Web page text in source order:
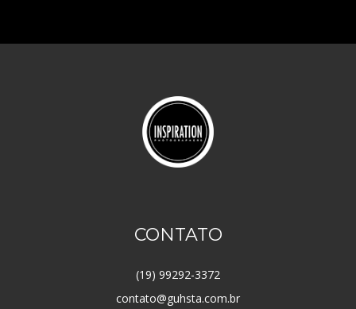
CONTATO
(19) 99292-3372
contato@guhsta.com.br